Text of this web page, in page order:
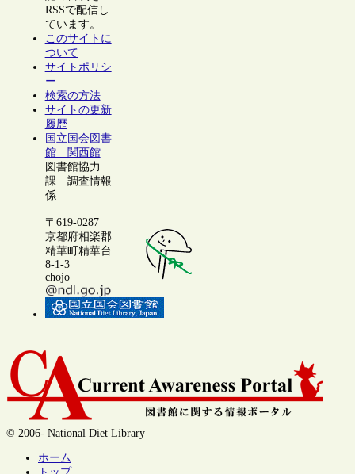
RSSで配信し
ています。
このサイトに
ついて
サイトポリシ
ー
検索の方法
サイトの更新
履歴
国立国会図書
館 関西館
図書館協力
課 調査情報
係
〒619-0287
京都府相楽郡
精華町精華台
8-1-3
chojo
© 2006- National Diet Library
ホーム